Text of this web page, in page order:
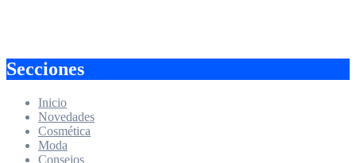
Secciones
Inicio
Novedades
Cosmética
Moda
Consejos